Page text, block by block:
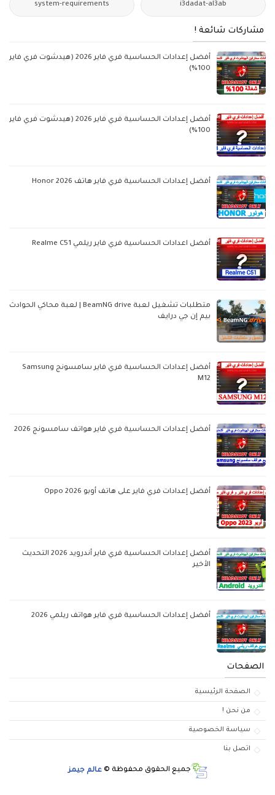
i3dadat-al3ab
system-requirements
مشاركات شائعة !
أفضل إعدادات الحساسية فري فاير 2026 (هيدشوت فري فاير
100%)
أفضل إعدادات الحساسية فري فاير 2026 (هيدشوت فري فاير
100%)
أفضل إعدادات الحساسية فري فاير هاتف Honor 2026
أفضل اعدادات الحساسية فري فاير ريلمي Realme C51
متطلبات تشغيل لعبة BeamNG drive | لعبة محاكي الحوادث
بيم إن جي درايف
أفضل إعدادات الحساسية فري فاير سامسونج Samsung
M12
أفضل إعدادات الحساسية فري فاير هواتف سامسونج 2026
أفضل إعدادات فري فاير على هاتف أوبو Oppo 2026
أفضل إعدادات الحساسية فري فاير أندرويد 2026 التحديث
الأخير
أفضل إعدادات الحساسية فري فاير هواتف ريلمي 2026
الصفحات
الصفحة الرئيسية
من نحن !
سياسة الخصوصية
اتصل بنا
جميع الحقوق محفوظة © عالم جيمز